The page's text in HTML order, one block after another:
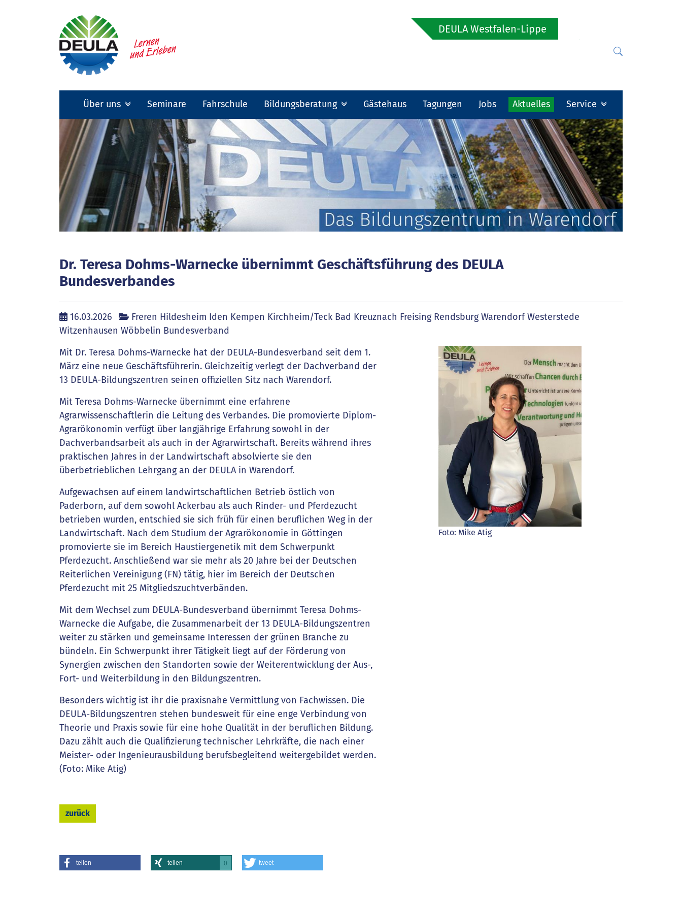
DEULA Westfalen-Lippe
Über uns Seminare Fahrschule Bildungsberatung Gästehaus Tagungen Jobs Aktuelles Service
Dr. Teresa Dohms-Warnecke übernimmt Geschäftsführung des DEULA
Bundesverbandes
16.03.2026
Freren Hildesheim Iden Kempen Kirchheim/Teck Bad Kreuznach Freising Rendsburg Warendorf Westerstede
Witzenhausen Wöbbelin Bundesverband
Mit Dr. Teresa Dohms-Warnecke hat der DEULA-Bundesverband seit dem 1.
März eine neue Geschäftsführerin. Gleichzeitig verlegt der Dachverband der
13 DEULA-Bildungszentren seinen offiziellen Sitz nach Warendorf.
Mit Teresa Dohms-Warnecke übernimmt eine erfahrene
Agrarwissenschaftlerin die Leitung des Verbandes. Die promovierte Diplom-
Agrarökonomin verfügt über langjährige Erfahrung sowohl in der
Dachverbandsarbeit als auch in der Agrarwirtschaft. Bereits während ihres
praktischen Jahres in der Landwirtschaft absolvierte sie den
überbetrieblichen Lehrgang an der DEULA in Warendorf.
Aufgewachsen auf einem landwirtschaftlichen Betrieb östlich von
Paderborn, auf dem sowohl Ackerbau als auch Rinder- und Pferdezucht
betrieben wurden, entschied sie sich früh für einen beruflichen Weg in der
Landwirtschaft. Nach dem Studium der Agrarökonomie in Göttingen
promovierte sie im Bereich Haustiergenetik mit dem Schwerpunkt
Pferdezucht. Anschließend war sie mehr als 20 Jahre bei der Deutschen
Reiterlichen Vereinigung (FN) tätig, hier im Bereich der Deutschen
Pferdezucht mit 25 Mitgliedszuchtverbänden.
Mit dem Wechsel zum DEULA-Bundesverband übernimmt Teresa Dohms-
Warnecke die Aufgabe, die Zusammenarbeit der 13 DEULA-Bildungszentren
weiter zu stärken und gemeinsame Interessen der grünen Branche zu
bündeln. Ein Schwerpunkt ihrer Tätigkeit liegt auf der Förderung von
Synergien zwischen den Standorten sowie der Weiterentwicklung der Aus-,
Fort- und Weiterbildung in den Bildungszentren.
Besonders wichtig ist ihr die praxisnahe Vermittlung von Fachwissen. Die
DEULA-Bildungszentren stehen bundesweit für eine enge Verbindung von
Theorie und Praxis sowie für eine hohe Qualität in der beruflichen Bildung.
Dazu zählt auch die Qualifizierung technischer Lehrkräfte, die nach einer
Meister- oder Ingenieurausbildung berufsbegleitend weitergebildet werden.
(Foto: Mike Atig)
Foto: Mike Atig
zurück
teilen teilen 0 tweet